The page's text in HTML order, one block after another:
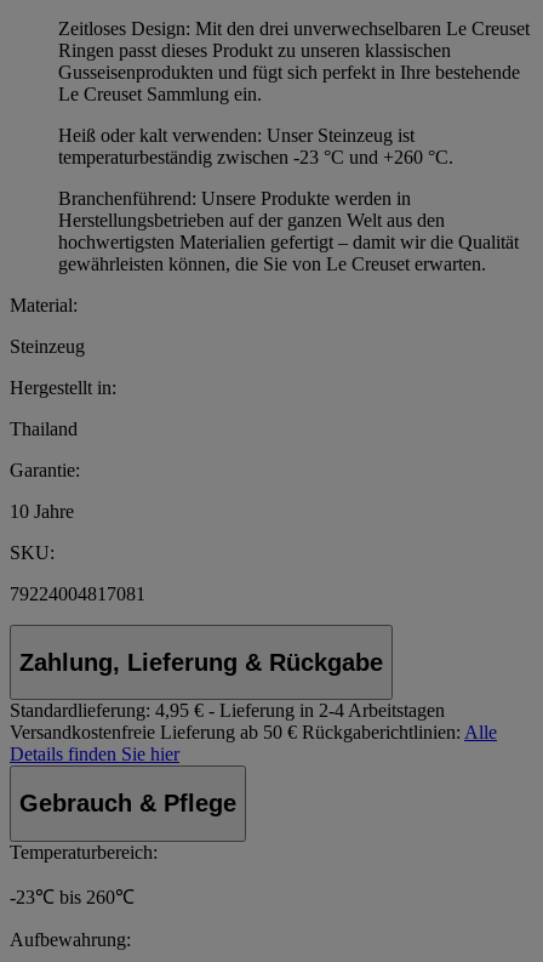
Zeitloses Design: Mit den drei unverwechselbaren Le Creuset
Ringen passt dieses Produkt zu unseren klassischen
Gusseisenprodukten und fügt sich perfekt in Ihre bestehende
Le Creuset Sammlung ein.
Heiß oder kalt verwenden: Unser Steinzeug ist
temperaturbeständig zwischen -23 °C und +260 °C.
Branchenführend: Unsere Produkte werden in
Herstellungsbetrieben auf der ganzen Welt aus den
hochwertigsten Materialien gefertigt – damit wir die Qualität
gewährleisten können, die Sie von Le Creuset erwarten.
Material:
Steinzeug
Hergestellt in:
Thailand
Garantie:
10 Jahre
SKU:
79224004817081
Zahlung, Lieferung & Rückgabe
Standardlieferung: 4,95 € - Lieferung in 2-4 Arbeitstagen
Versandkostenfreie Lieferung ab 50 € Rückgaberichtlinien: Alle
Details finden Sie hier
Gebrauch & Pflege
Temperaturbereich:
-23℃ bis 260℃
Aufbewahrung: